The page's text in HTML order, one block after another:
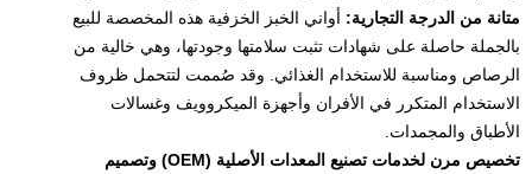
متانة من الدرجة التجارية: أواني الخبز الخزفية هذه المخصصة للبيع
بالجملة حاصلة على شهادات تثبت سلامتها وجودتها، وهي خالية من
الرصاص ومناسبة للاستخدام الغذائي. وقد صُممت لتتحمل ظروف
الاستخدام المتكرر في الأفران وأجهزة الميكروويف وغسالات
الأطباق والمجمدات.
تخصيص مرن لخدمات تصنيع المعدات الأصلية (OEM) وتصميم